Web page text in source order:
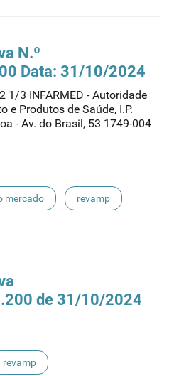
N.º
Data: 31/10/2024
1/3 INFARMED - Autoridade
e Produtos de Saúde, I.P.
- Av. do Brasil, 53 1749-004
mercado revamp
de 31/10/2024
revamp